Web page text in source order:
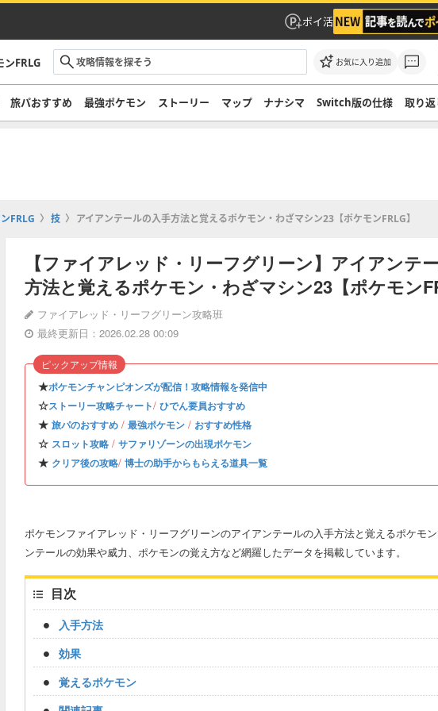
ポイ活
ンFRLG お気に入り追加
旅パおすすめ 最強ポケモン ストーリー マップ ナナシマ Switch版の仕様 取り返
FRLG 技 アイアンテールの入手方法と覚えるポケモン・わざマシン23【ポケモンFRLG】
【ファイアレッド・リーフグリーン】アイアンテ
方法と覚えるポケモン・わざマシン23【ポケモン
ファイアレッド・リーフグリーン攻略班
最終更新日：2026.02.28 00:09
★ポケモンチャンピオンズが配信！攻略情報を発信中
☆ストーリー攻略チャート/ ひでん要員おすすめ
★ 旅パのおすすめ / 最強ポケモン / おすすめ性格
☆ スロット攻略 / サファリゾーンの出現ポケモン
★ クリア後の攻略/ 博士の助手からもらえる道具一覧
ピックアップ情報
ポケモンファイアレッド・リーフグリーンのアイアンテールの入手方法と覚えるポケモ
ンテールの効果や威力、ポケモンの覚え方など網羅したデータを掲載しています。
目次
入手方法
効果
覚えるポケモン